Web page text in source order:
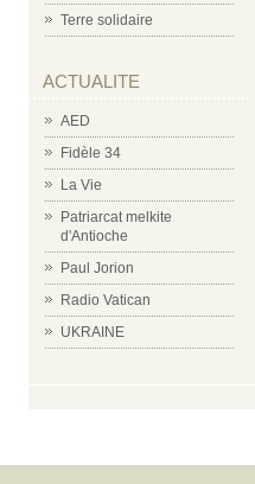
Terre solidaire
ACTUALITE
AED
Fidèle 34
La Vie
Patriarcat melkite
d'Antioche
Paul Jorion
Radio Vatican
UKRAINE